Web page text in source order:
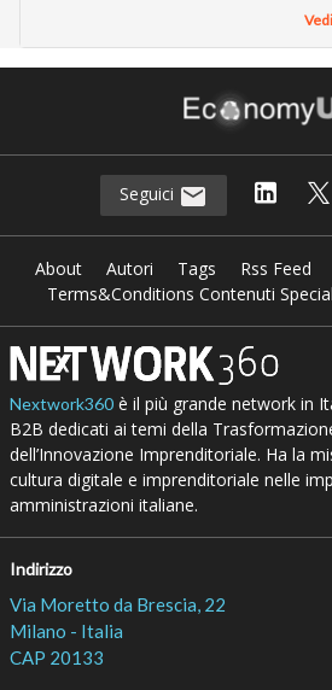
Seguici
About Autori Tags Rss Feed
Terms&Conditions Contenuti
Nextwork360è il più grande network in
B2B dedicati ai temi della
dell’Innovazione Imprenditoriale. Ha la
cultura digitale e imprenditoriale nelle
amministrazioni italiane.
Indirizzo
Via Moretto da Brescia, 22
Milano - Italia
CAP 20133